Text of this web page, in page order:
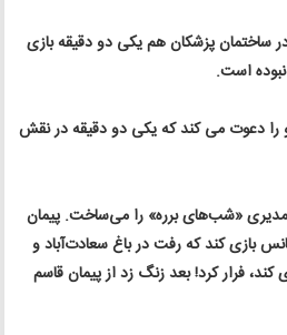
ساختمان پزشکان هم یکی دو دقیقه بازی
است.
را دعوت می کند که یکی دو دقیقه در نقش
«شب‌های برره» را می‌ساخت. پیمان
بازی کند که رفت در باغ سعادت‌آباد و
فرار کرد! بعد زنگ زد از پیمان قاسم